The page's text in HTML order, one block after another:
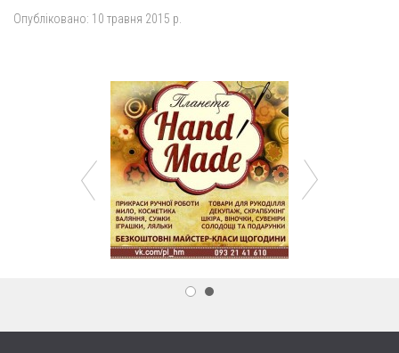
Опубліковано: 10 травня 2015 р.